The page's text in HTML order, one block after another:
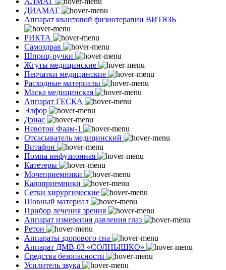
ДИАМАГ
Аппарат квантовой физиотерапии ВИТЯЗЬ
РИКТА
Самоздрав
Шприц-ручки
Жгуты медицинские
Перчатки медицинские
Расходные материалы
Маска медицинская
Аппарат ГЕСКА
Элфор
Дэнас
Невотон Фаам-1
Отсасыватель медицинский
Витафон
Помпа инфузионная
Катетеры
Мочеприемники
Калоприемники
Сетки хирургические
Шовный материал
Прибор лечения зрения
Аппарат измерения давления глаз
Ретон
Аппараты здорового сна
Аппарат ДМВ-03 «СОЛНЫШКО»
Средства безопасности
Усилитель звука